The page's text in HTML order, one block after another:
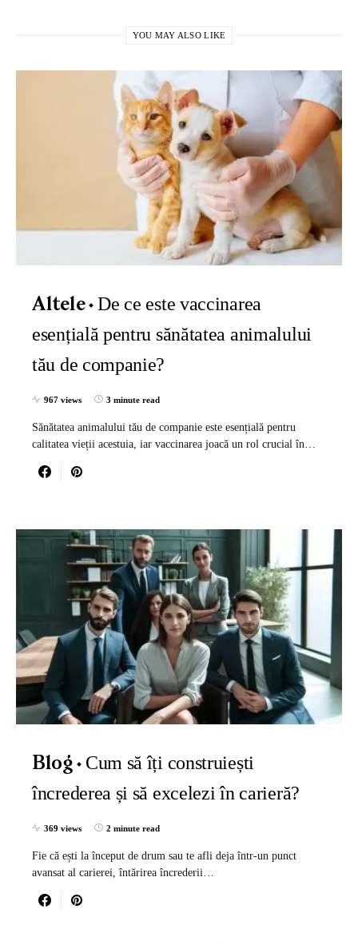
YOU MAY ALSO LIKE
Altele
De ce este vaccinarea
esențială pentru sănătatea animalului
tău de companie?
967 views 3 minute read
Sănătatea animalului tău de companie este esențială pentru
calitatea vieții acestuia, iar vaccinarea joacă un rol crucial în…
Blog
Cum să îți construiești
încrederea și să excelezi în carieră?
369 views 2 minute read
Fie că ești la început de drum sau te afli deja într-un punct
avansat al carierei, întărirea încrederii…